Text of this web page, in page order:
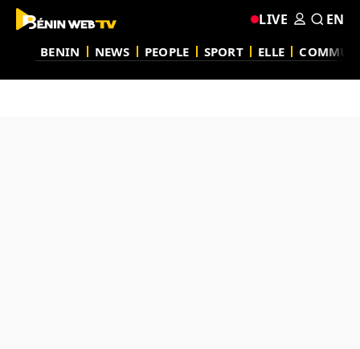
BENIN NEWS PEOPLE SPORT ELLE
LIVE EN